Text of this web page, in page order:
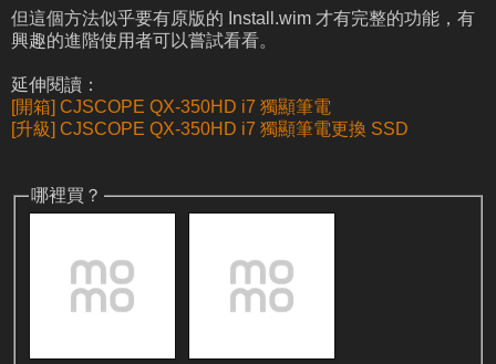
但這個方法似乎要有原版的 Install.wim 才有完整的功能，有
興趣的進階使用者可以嘗試看看。
延伸閱讀：
[開箱] CJSCOPE QX-350HD i7 獨顯筆電
[升級] CJSCOPE QX-350HD i7 獨顯筆電更換 SSD
哪裡買？